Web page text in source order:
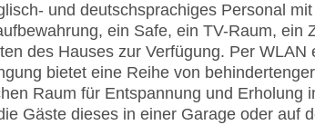
und deutschsprachiges Personal
ein Safe, ein TV-Raum, ein
des Hauses zur Verfügung. Per
bietet eine Reihe von
Raum für Entspannung und Erholung
Gäste dieses in einer Garage oder auf